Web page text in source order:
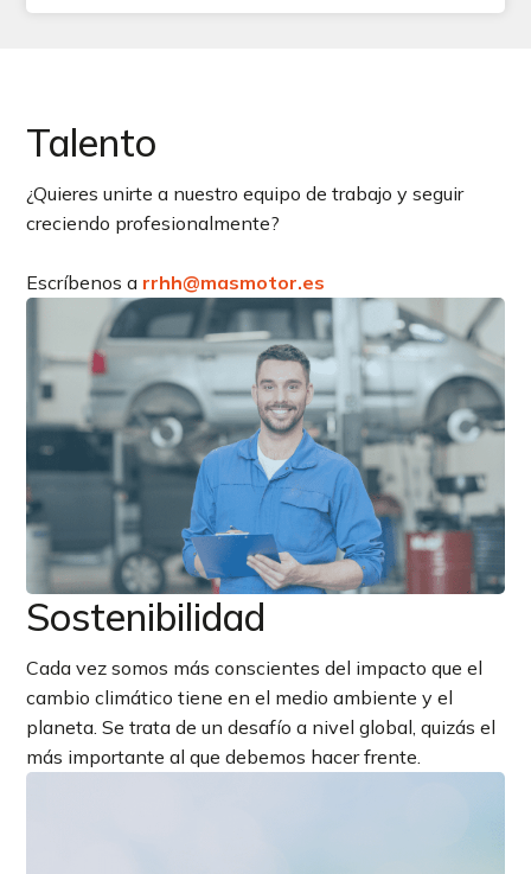
Talento
¿Quieres unirte a nuestro equipo de trabajo y seguir
creciendo profesionalmente?
Escríbenos a rrhh@masmotor.es
Sostenibilidad
Cada vez somos más conscientes del impacto que el
cambio climático tiene en el medio ambiente y el
planeta. Se trata de un desafío a nivel global, quizás el
más importante al que debemos hacer frente.